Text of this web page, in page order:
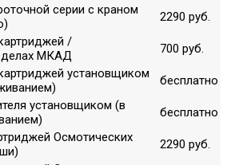
серии с краном
2290 руб.
/
МКАД
700 руб.
установщиком
бесплатно
установщиком (в
бесплатно
Осмотических
2290 руб.